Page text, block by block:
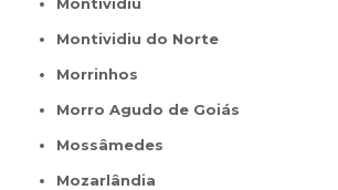
Montividiu do Norte
Morrinhos
Morro Agudo de Goiás
Mossâmedes
Mozarlândia